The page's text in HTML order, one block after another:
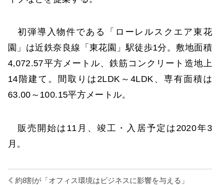
初弾導入物件である「ローレルスクエア東花
園」は近鉄奈良線「東花園」駅徒歩1分。敷地面積
4,072.57平方メートル、鉄筋コンクリート造地上
14階建て。間取りは2LDK～4LDK、専有面積は
63.00～100.15平方メートル。
販売開始は11月、竣工・入居予定は2020年3
月。
約8割が「オフィス環境はビジネスに影響を与える」